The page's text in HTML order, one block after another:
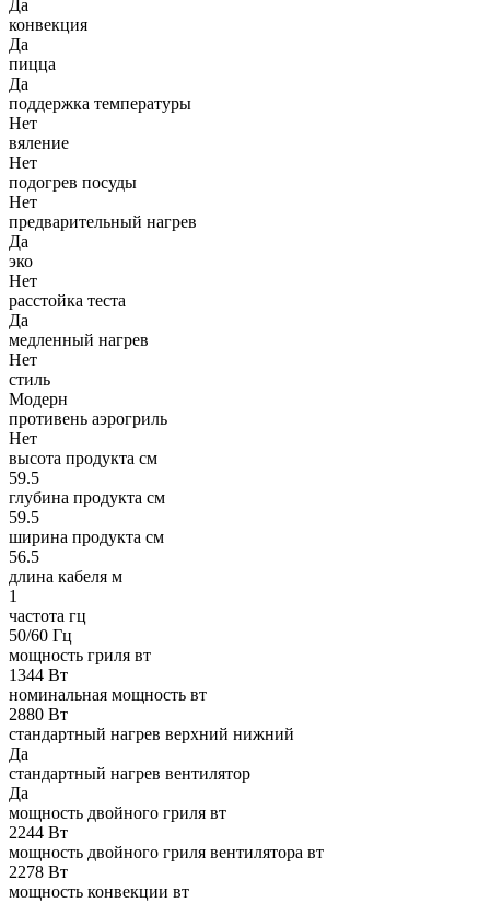
Да
конвекция
Да
пицца
Да
поддержка температуры
Нет
вяление
Нет
подогрев посуды
Нет
предварительный нагрев
Да
эко
Нет
расстойка теста
Да
медленный нагрев
Нет
стиль
Модерн
противень аэрогриль
Нет
высота продукта см
59.5
глубина продукта см
59.5
ширина продукта см
56.5
длина кабеля м
1
частота гц
50/60 Гц
мощность гриля вт
1344 Вт
номинальная мощность вт
2880 Вт
стандартный нагрев верхний нижний
Да
стандартный нагрев вентилятор
Да
мощность двойного гриля вт
2244 Вт
мощность двойного гриля вентилятора вт
2278 Вт
мощность конвекции вт